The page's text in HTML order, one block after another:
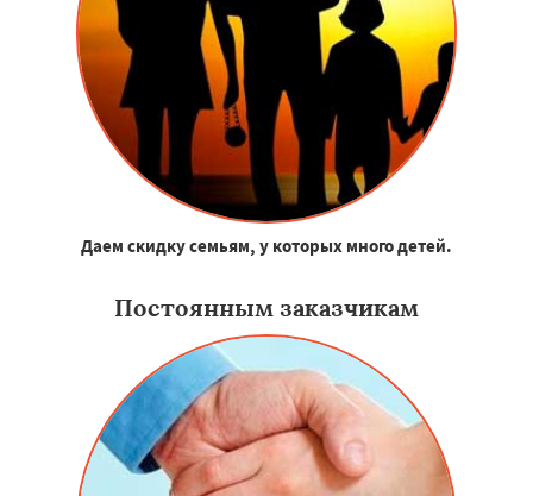
Даем скидку семьям, у которых много детей.
Постоянным заказчикам